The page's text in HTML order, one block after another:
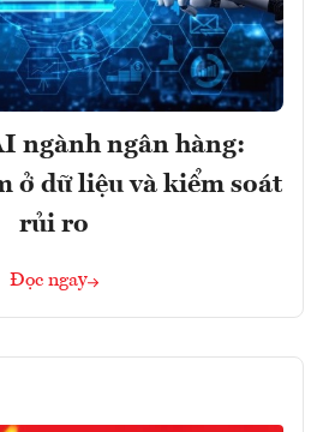
ngành ngân hàng:
ở dữ liệu và kiểm soát
rủi ro
Đọc ngay